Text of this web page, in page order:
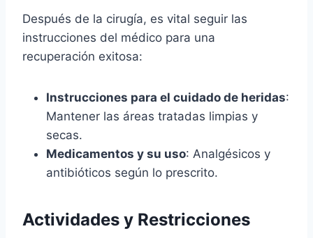
Después de la cirugía, es vital seguir las
instrucciones del médico para una
recuperación exitosa:
Instrucciones para el cuidado de heridas:
Mantener las áreas tratadas limpias y
secas.
Medicamentos y su uso: Analgésicos y
antibióticos según lo prescrito.
Actividades y Restricciones